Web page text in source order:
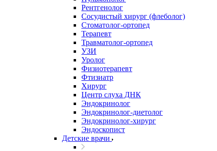
Рентгенолог
Сосудистый хирург (флеболог)
Стоматолог-ортопед
Терапевт
Травматолог-ортопед
УЗИ
Уролог
Физиотерапевт
Фтизиатр
Хирург
Центр слуха ДНК
Эндокринолог
Эндокринолог-диетолог
Эндокринолог-хирург
Эндоскопист
Детские врачи